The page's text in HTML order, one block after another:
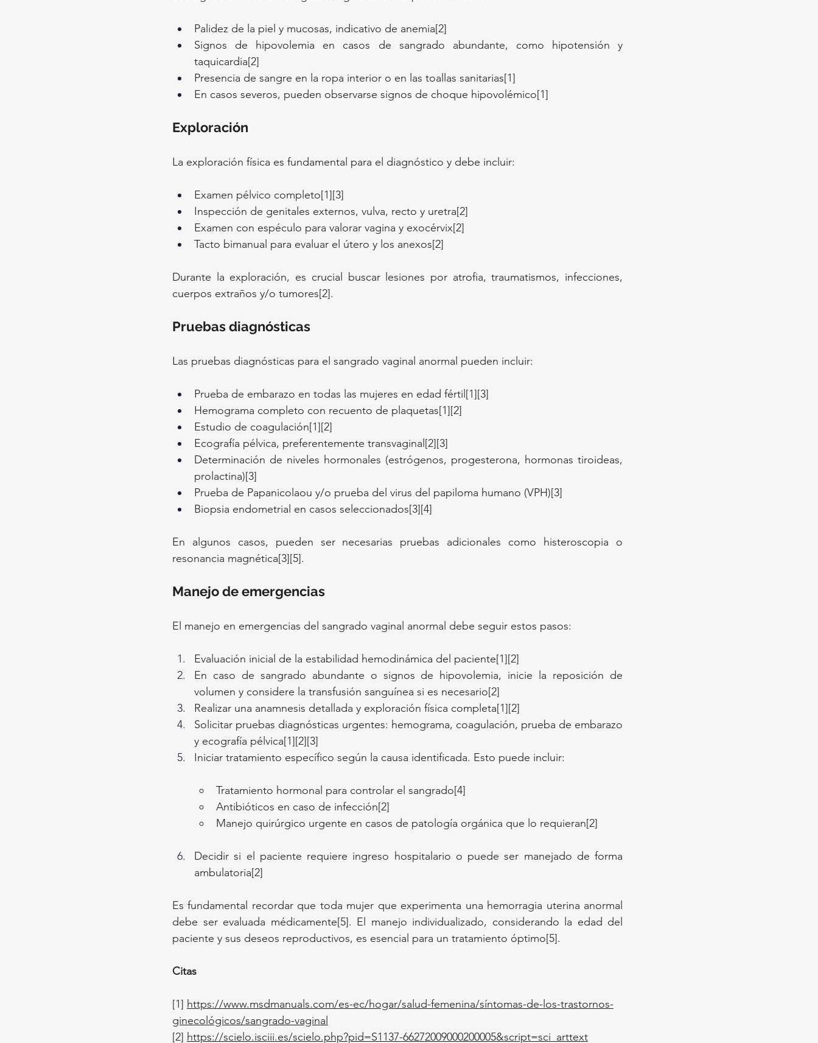
Palidez de la piel y mucosas, indicativo de anemia[2]
Signos de hipovolemia en casos de sangrado abundante, como hipotensión y
taquicardia[2]
Presencia de sangre en la ropa interior o en las toallas sanitarias[1]
En casos severos, pueden observarse signos de choque hipovolémico[1]
Exploración
La exploración física es fundamental para el diagnóstico y debe incluir:
Examen pélvico completo[1][3]
Inspección de genitales externos, vulva, recto y uretra[2]
Examen con espéculo para valorar vagina y exocérvix[2]
Tacto bimanual para evaluar el útero y los anexos[2]
Durante la exploración, es crucial buscar lesiones por atrofia, traumatismos, infecciones,
cuerpos extraños y/o tumores[2].
Pruebas diagnósticas
Las pruebas diagnósticas para el sangrado vaginal anormal pueden incluir:
Prueba de embarazo en todas las mujeres en edad fértil[1][3]
Hemograma completo con recuento de plaquetas[1][2]
Estudio de coagulación[1][2]
Ecografía pélvica, preferentemente transvaginal[2][3]
Determinación de niveles hormonales (estrógenos, progesterona, hormonas tiroideas,
prolactina)[3]
Prueba de Papanicolaou y/o prueba del virus del papiloma humano (VPH)[3]
Biopsia endometrial en casos seleccionados[3][4]
En algunos casos, pueden ser necesarias pruebas adicionales como histeroscopia o
resonancia magnética[3][5].
Manejo de emergencias
El manejo en emergencias del sangrado vaginal anormal debe seguir estos pasos:
Evaluación inicial de la estabilidad hemodinámica del paciente[1][2]
En caso de sangrado abundante o signos de hipovolemia, inicie la reposición de
volumen y considere la transfusión sanguínea si es necesario[2]
Realizar una anamnesis detallada y exploración física completa[1][2]
Solicitar pruebas diagnósticas urgentes: hemograma, coagulación, prueba de embarazo
y ecografía pélvica[1][2][3]
Iniciar tratamiento específico según la causa identificada. Esto puede incluir:
Tratamiento hormonal para controlar el sangrado[4]
Antibióticos en caso de infección[2]
Manejo quirúrgico urgente en casos de patología orgánica que lo requieran[2]
Decidir si el paciente requiere ingreso hospitalario o puede ser manejado de forma
ambulatoria[2]
Es fundamental recordar que toda mujer que experimenta una hemorragia uterina anormal
debe ser evaluada médicamente[5]. El manejo individualizado, considerando la edad del
paciente y sus deseos reproductivos, es esencial para un tratamiento óptimo[5].
Citas
[1] https://www.msdmanuals.com/es-ec/hogar/salud-femenina/síntomas-de-los-trastornos-
ginecológicos/sangrado-vaginal
[2] https://scielo.isciii.es/scielo.php?pid=S1137-66272009000200005&script=sci_arttext